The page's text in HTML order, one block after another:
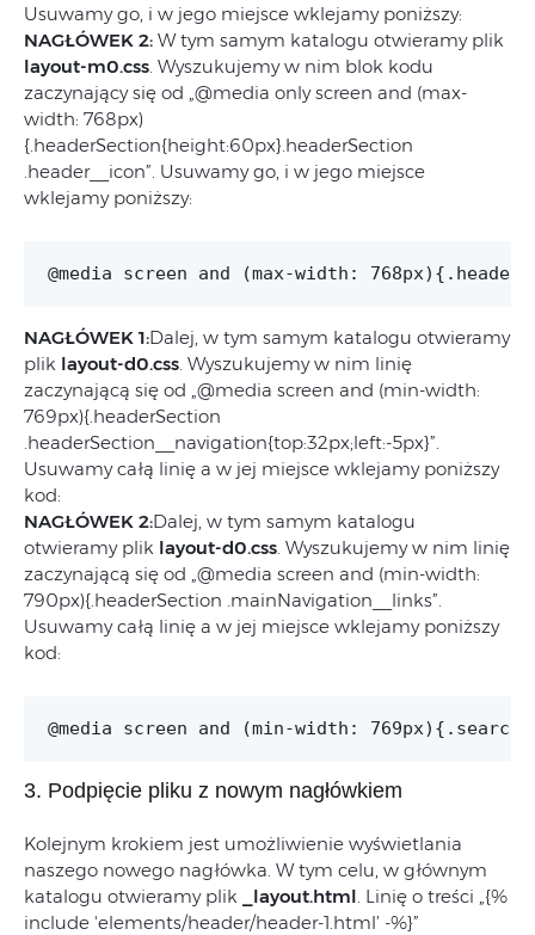
Usuwamy go, i w jego miejsce wklejamy poniższy:
NAGŁÓWEK 2: W tym samym katalogu otwieramy plik
layout-m0.css. Wyszukujemy w nim blok kodu
zaczynający się od „@media only screen and (max-
width: 768px)
{.headerSection{height:60px}.headerSection
.header__icon”. Usuwamy go, i w jego miejsce
wklejamy poniższy:
NAGŁÓWEK 1:Dalej, w tym samym katalogu otwieramy
plik layout-d0.css. Wyszukujemy w nim linię
zaczynającą się od „@media screen and (min-width:
769px){.headerSection
.headerSection__navigation{top:32px;left:-5px}”.
Usuwamy całą linię a w jej miejsce wklejamy poniższy
kod:
NAGŁÓWEK 2:Dalej, w tym samym katalogu
otwieramy plik layout-d0.css. Wyszukujemy w nim linię
zaczynającą się od „@media screen and (min-width:
790px){.headerSection .mainNavigation__links”.
Usuwamy całą linię a w jej miejsce wklejamy poniższy
kod:
3. Podpięcie pliku z nowym nagłówkiem
Kolejnym krokiem jest umożliwienie wyświetlania
naszego nowego nagłówka. W tym celu, w głównym
katalogu otwieramy plik
_layout.html. Linię o treści „{%
include 'elements/header/header-1.html’ -%}”